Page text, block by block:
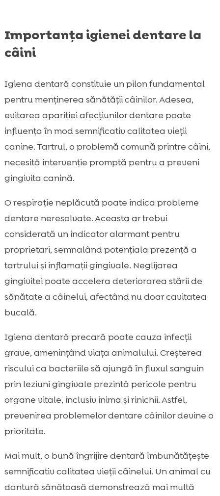
Importanța igienei dentare la
câini
Igiena dentară constituie un pilon fundamental
pentru menținerea sănătății câinilor. Adesea,
evitarea apariției afecțiunilor dentare poate
influența în mod semnificativ calitatea vieții
canine. Tartrul, o problemă comună printre câini,
necesită intervenție promptă pentru a preveni
gingivita canină.
O respirație neplăcută poate indica probleme
dentare neresolvate. Aceasta ar trebui
considerată un indicator alarmant pentru
proprietari, semnalând potențiala prezență a
tartrului și inflamații gingivale. Neglijarea
gingivitei poate accelera deteriorarea stării de
sănătate a câinelui, afectând nu doar cavitatea
bucală.
Igiena dentară precară poate cauza infecții
grave, amenințând viața animalului. Creșterea
riscului ca bacteriile să ajungă în fluxul sanguin
prin leziuni gingivale prezintă pericole pentru
organe vitale, inclusiv inima și rinichii. Astfel,
prevenirea problemelor dentare câinilor devine o
prioritate.
Mai mult, o bună îngrijire dentară îmbunătățește
semnificativ calitatea vieții câinelui. Un animal cu
dantură sănătoasă demonstrează mai multă